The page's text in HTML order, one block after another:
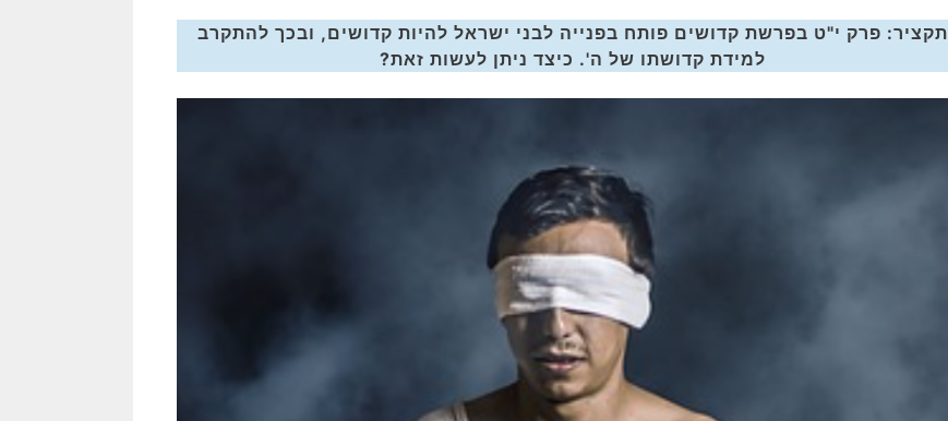
תקציר: פרק י"ט בפרשת קדושים פותח בפנייה לבני ישראל להיות קדושים, ובכך להתקרב
למידת קדושתו של ה'. כיצד ניתן לעשות זאת?